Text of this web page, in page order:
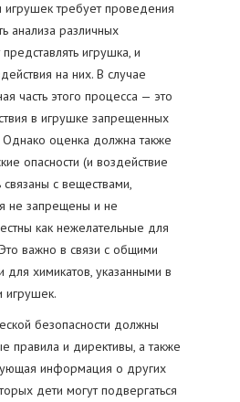
игрушек требует проведения
анализа различных
игрушка, и
на них. В случае
часть этого процесса — это
в игрушке запрещенных
оценка должна также
опасности (и воздействие
с веществами,
не запрещены и не
как нежелательные для
важно в связи с общими
для химикатов, указанными в
игрушек.
безопасности должны
правила и директивы, а также
информация о других
дети могут подвергаться